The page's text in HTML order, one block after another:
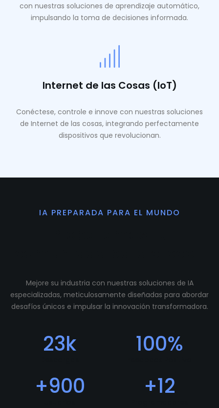
con nuestras soluciones de aprendizaje automático,
impulsando la toma de decisiones informada.
Internet de las Cosas (IoT)
Conéctese, controle e innove con nuestras soluciones
de Internet de las cosas, integrando perfectamente
dispositivos que revolucionan.
IA PREPARADA PARA EL MUNDO
Mejore su industria con nuestras soluciones de IA
especializadas, meticulosamente diseñadas para abordar
desafíos únicos e impulsar la innovación transformadora.
23k 100%
+900 +12